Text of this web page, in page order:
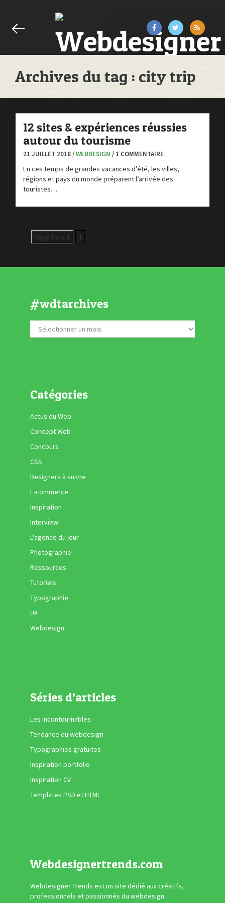
Archives du tag : city trip
12 sites & expériences réussies
autour du tourisme
21 JUILLET 2018 /WEBDESIGN / 1 COMMENTAIRE
En ces temps de grandes vacances d’été, les villes,
régions et pays du monde préparent l’arrivée des
touristes….
Page 1 sur 1 1
#wdtarchives
Catégories
Actus du Web
Concept Web
Concours
CSS
Designers à suivre
E-commerce
Inspiration
Interview
L'agence du jour
Photographie
Ressources
Tutoriels
Typographie
UX
Webdesign
Séries d’articles
Les incontournables
Tendance du webdesign
Typographies gratuites
Inspiration portfolio
Inspiration CV
Templates PSD et HTML
Webdesignertrends.com
Webdesigner Trends est un site dédié aux créatifs,
professionnels et passionnés du webdesign.